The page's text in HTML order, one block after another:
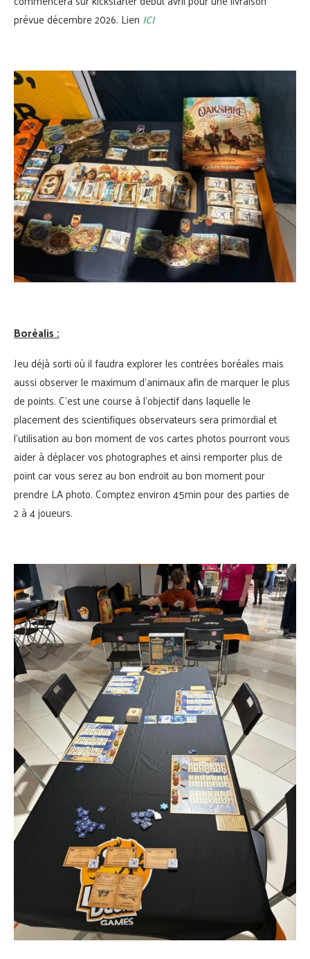
prévue décembre 2026. Lien ICI
Boréalis :
Jeu déjà sorti où il faudra explorer les contrées boréales mais
aussi observer le maximum d’animaux afin de marquer le plus
de points. C’est une course à l’objectif dans laquelle le
placement des scientifiques observateurs sera primordial et
l’utilisation au bon moment de vos cartes photos pourront vous
aider à déplacer vos photographes et ainsi remporter plus de
point car vous serez au bon endroit au bon moment pour
prendre LA photo. Comptez environ 45min pour des parties de
2 à 4 joueurs.